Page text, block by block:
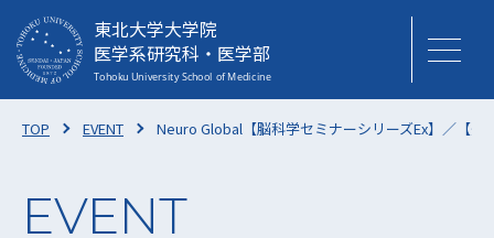
東北大学大学院
医学系研究科・医学部
TOP EVENT Neuro Global【脳科学セミナーシリーズEx】／【